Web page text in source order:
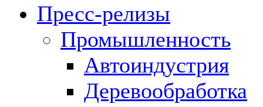
Пресс-релизы
Промышленность
Автоиндустрия
Деревообработка